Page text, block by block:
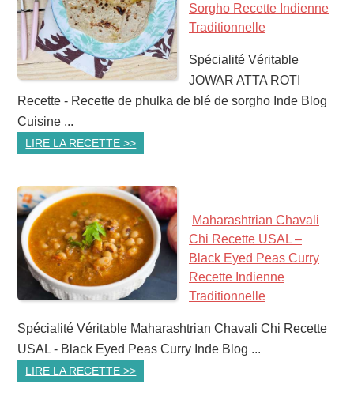
Sorgho Recette Indienne
Traditionnelle
Spécialité Véritable
JOWAR ATTA ROTI
Recette - Recette de phulka de blé de sorgho Inde Blog
Cuisine ...
LIRE LA RECETTE >>
Maharashtrian Chavali
Chi Recette USAL –
Black Eyed Peas Curry
Recette Indienne
Traditionnelle
Spécialité Véritable Maharashtrian Chavali Chi Recette
USAL - Black Eyed Peas Curry Inde Blog ...
LIRE LA RECETTE >>